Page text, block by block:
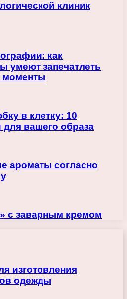
клиник
как
умеют запечатлеть
моменты
в клетку: 10
вашего образа
ароматы согласно
с заварным кремом
изготовления
одежды